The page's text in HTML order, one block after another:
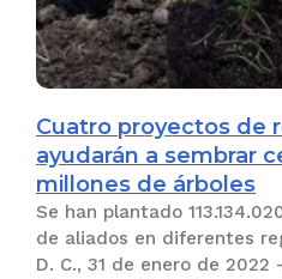
Cuatro proyectos de
ayudarán a sembrar
millones de árboles
Se han plantado
de aliados en diferentes
D. C., 31 de enero de 2022 -